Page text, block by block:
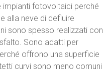
fotovoltaici perché
alla neve di defluire
sono spesso realizzati con
Sono adatti per
offrono una superficie
tetti curvi sono meno comuni